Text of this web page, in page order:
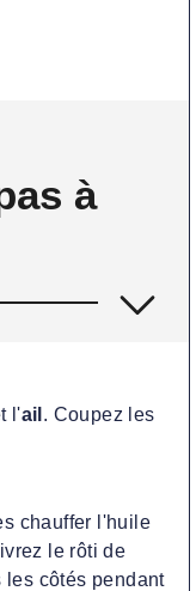
à
l'ail . Coupez les
chauffer l'huile
le rôti de
les côtés pendant